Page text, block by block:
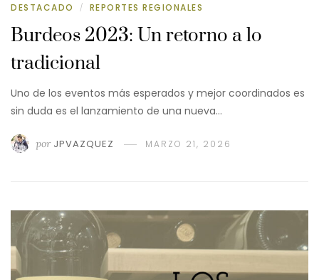
DESTACADO / REPORTES REGIONALES
Burdeos 2023: Un retorno a lo
tradicional
Uno de los eventos más esperados y mejor coordinados es
sin duda es el lanzamiento de una nueva…
por JPVAZQUEZ MARZO 21, 2026